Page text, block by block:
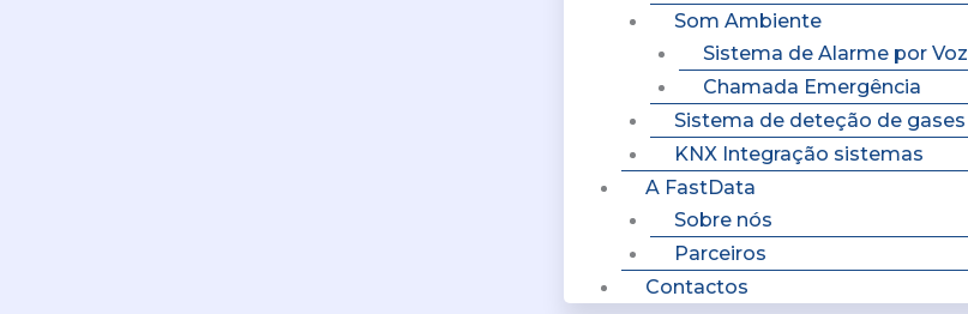
Som Ambiente
Sistema de Alarme por Voz
Chamada Emergência
Sistema de deteção de gases
KNX Integração sistemas
A FastData
Sobre nós
Parceiros
Contactos